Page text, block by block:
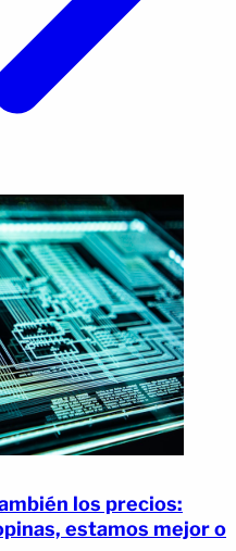
los precios:
estamos mejor o